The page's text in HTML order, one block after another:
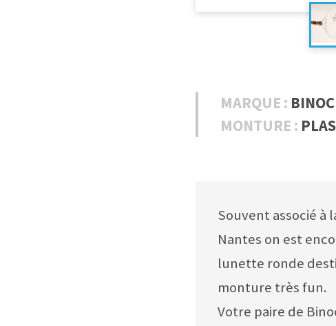
MARQUE :
MONTURE :
Souvent associé à
Nantes on est
lunette ronde
monture très fun.
Votre paire de